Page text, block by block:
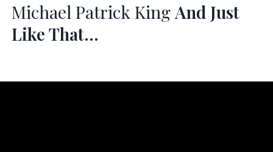
Michael Patrick King And Just
Like That…